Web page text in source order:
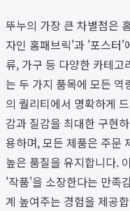
뚜누의 가장 큰 차별점은
자인 홈패브릭'과 '포스터'
류, 가구 등 다양한 카테고
는 두 가지 품목에 모든
의 퀄리티에서 명확하게
감과 질감을 최대한 구현
용하며, 모든 제품은 주문
높은 품질을 유지합니다.
'작품'을 소장한다는 만족
계 높여주는 경험을 제공